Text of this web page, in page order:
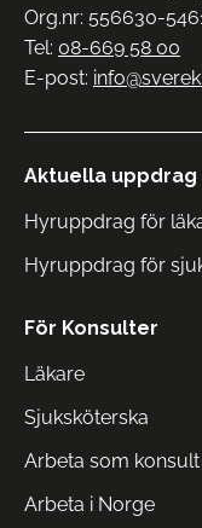
Org.nr: 556630-
Tel: 08-669 58 00
E-post:
Aktuella uppdrag
Hyruppdrag för
Hyruppdrag för
För Konsulter
Läkare
Sjuksköterska
Arbeta som konsult
Arbeta i Norge